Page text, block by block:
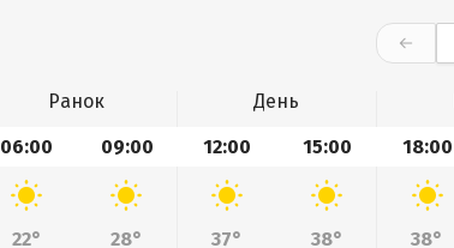
Ранок День
06:00 09:00 12:00 15:00 18:00
22° 28° 37° 38° 38°